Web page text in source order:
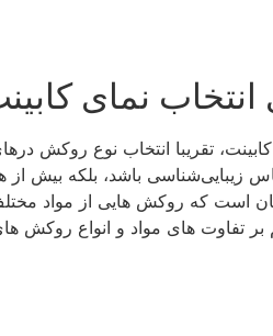
نمای
تقریبا انتخاب نوع روکش
زیبایی‌شناسی باشد، بلکه بیش از
است که روکش هایی از مواد
تفاوت های مواد و انواع روکش